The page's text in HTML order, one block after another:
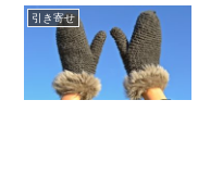
引き寄せ